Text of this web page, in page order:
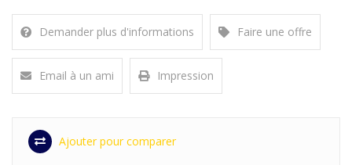
Demander plus d'informations Faire une offre
Email à un ami Impression
Ajouter pour comparer